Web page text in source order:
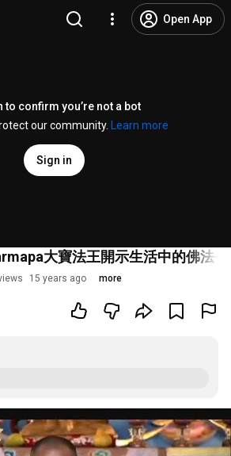
Open App
to confirm you’re not a bot
our community.
Learn more
Sign in
大寶法王開示生活中的佛法-
15 years ago more